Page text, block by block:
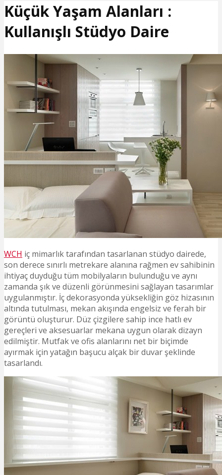
Küçük Yaşam Alanları :
Kullanışlı Stüdyo Daire
WCH iç mimarlık tarafından tasarlanan stüdyo dairede,
son derece sınırlı metrekare alanına rağmen ev sahibinin
ihtiyaç duyduğu tüm mobilyaların bulunduğu ve aynı
zamanda şık ve düzenli görünmesini sağlayan tasarımlar
uygulanmıştır. İç dekorasyonda yüksekliğin göz hizasının
altında tutulması, mekan akışında engelsiz ve ferah bir
görüntü oluşturur. Düz çizgilere sahip ince hatlı ev
gereçleri ve aksesuarlar mekana uygun olarak dizayn
edilmiştir. Mutfak ve ofis alanlarını net bir biçimde
ayırmak için yatağın başucu alçak bir duvar şeklinde
tasarlandı.